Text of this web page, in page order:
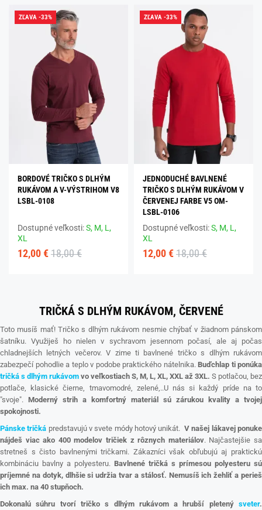
ZĽAVA -33%
BORDOVÉ TRIČKO S DLHÝM
RUKÁVOM A V-VÝSTRIHOM V8
LSBL-0108
Dostupné veľkosti:S, M, L,
XL
12,00 € 18,00 €
ZĽAVA -33%
JEDNODUCHÉ BAVLNENÉ
TRIČKO S DLHÝM RUKÁVOM V
ČERVENEJ FARBE V5 OM-
LSBL-0106
Dostupné veľkosti:S, M, L,
XL
12,00 € 18,00 €
TRIČKÁ S DLHÝM RUKÁVOM, ČERVENÉ
Toto musíš mať! Tričko s dlhým rukávom nesmie chýbať v žiadnom pánskom
šatníku. Využiješ ho nielen v sychravom jesennom počasí, ale aj počas
chladnejších letných večerov. V zime ti bavlnené tričko s dlhým rukávom
zabezpečí pohodlie a teplo v podobe praktického nátelnika. Buďchlap ti ponúka
tričká s dlhým rukávom vo veľkostiach S, M, L, XL, XXL až 3XL. S potlačou, bez
potlače, klasické čierne, tmavomodré, zelené,..U nás si každý príde na to
"svoje". Moderný strih a komfortný materiál sú zárukou kvality a tvojej
spokojnosti.
Pánske tričká predstavujú v svete módy hotový unikát. V našej lákavej ponuke
nájdeš viac ako 400 modelov tričiek z rôznych materiálov. Najčastejšie sa
stretneš s čisto bavlnenými tričkami. Zákazníci však obľubujú aj praktickú
kombináciu bavlny a polyesteru. Bavlnené tričká s prímesou polyesteru sú
príjemné na dotyk, dlhšie si udržia tvar a stálosť. Nemusíš ich žehliť a perieš
ich max. na 40 stupňoch.
Dokonalú súhru tvorí tričko s dlhým rukávom a hrubší pletený sveter.